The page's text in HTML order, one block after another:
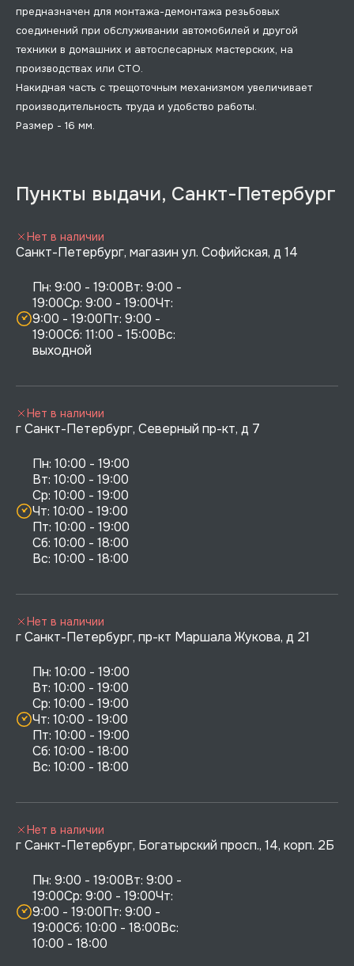
предназначен для монтажа-демонтажа резьбовых
соединений при обслуживании автомобилей и другой
техники в домашних и автослесарных мастерских, на
производствах или СТО.
Накидная часть с трещоточным механизмом увеличивает
производительность труда и удобство работы.
Размер - 16 мм.
Пункты выдачи, Санкт-Петербург
Санкт-Петербург, магазин ул. Софийская, д 14
Пн: 9:00 - 19:00Вт: 9:00 -
19:00Ср: 9:00 - 19:00Чт:
9:00 - 19:00Пт: 9:00 -
19:00Сб: 11:00 - 15:00Вс:
выходной
Нет в наличии
г Санкт-Петербург, Северный пр-кт, д 7
Пн: 10:00 - 19:00
Вт: 10:00 - 19:00
Ср: 10:00 - 19:00
Чт: 10:00 - 19:00
Пт: 10:00 - 19:00
Сб: 10:00 - 18:00
Нет в наличии
г Санкт-Петербург, пр-кт Маршала Жукова, д 21
Пн: 10:00 - 19:00
Вт: 10:00 - 19:00
Ср: 10:00 - 19:00
Чт: 10:00 - 19:00
Пт: 10:00 - 19:00
Сб: 10:00 - 18:00
Нет в наличии
г Санкт-Петербург, Богатырский просп., 14, корп. 2Б
Пн: 9:00 - 19:00Вт: 9:00 -
19:00Ср: 9:00 - 19:00Чт:
9:00 - 19:00Пт: 9:00 -
19:00Сб: 10:00 - 18:00Вс:
10:00 - 18:00
Нет в наличии